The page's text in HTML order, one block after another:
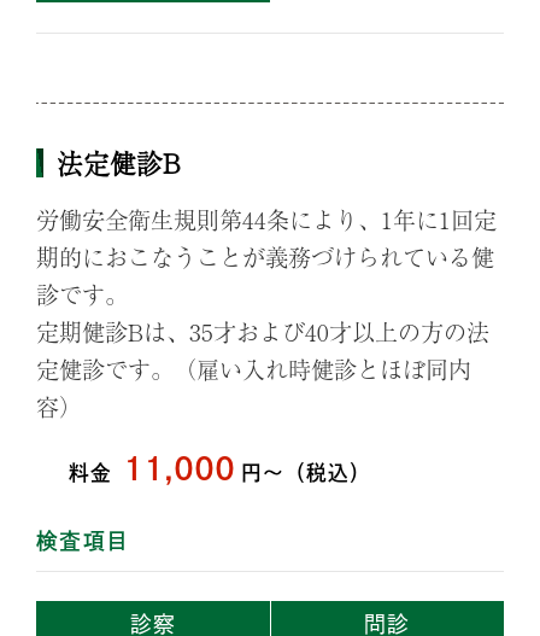
法定健診B
労働安全衛生規則第44条により、1年に1回定
期的におこなうことが義務づけられている健
診です。
定期健診Bは、35才および40才以上の方の法
定健診です。（雇い入れ時健診とほぼ同内
容）
料金 11,000 円〜（税込）
検査項目
診察 問診